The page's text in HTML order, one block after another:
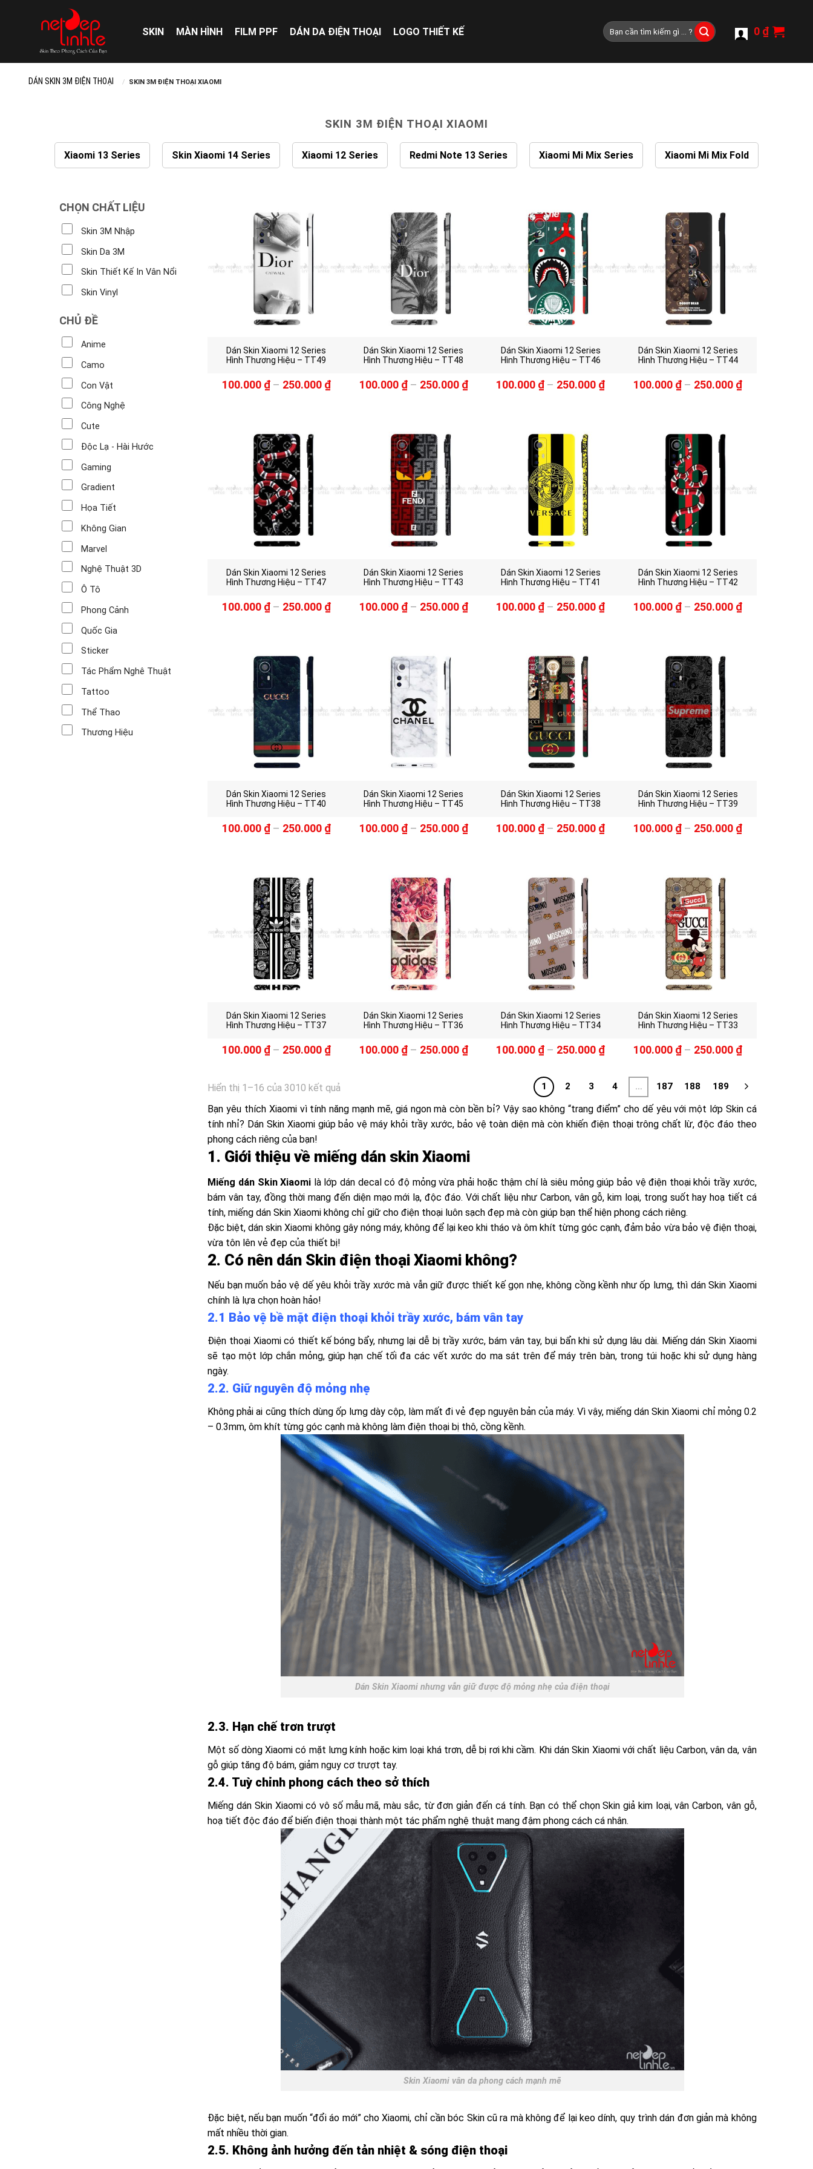
SKIN MÀN HÌNH FILM PPF DÁN DA ĐIỆN THOẠI LOGO THIẾT KẾ
Tìm
kiếm:
0 ₫
DÁN SKIN 3M ĐIỆN THOẠI / SKIN 3M ĐIỆN THOẠI XIAOMI
SKIN 3M ĐIỆN THOẠI XIAOMI
Xiaomi 13 Series Skin Xiaomi 14 Series Xiaomi 12 Series Redmi Note 13 Series Xiaomi Mi Mix Series Xiaomi Mi Mix Fold
CHỌN CHẤT LIỆU
Skin 3M Nhập
Skin Da 3M
Skin Thiết Kế In Vân Nổi
Skin Vinyl
CHỦ ĐỀ
Anime
Camo
Con Vật
Công Nghệ
Cute
Độc Lạ - Hài Hước
Gaming
Gradient
Họa Tiết
Không Gian
Marvel
Nghệ Thuật 3D
Ô Tô
Phong Cảnh
Quốc Gia
Sticker
Tác Phẩm Nghê Thuật
Tattoo
Thể Thao
Thương Hiệu
Dán Skin Xiaomi 12 Series
Hình Thương Hiệu – TT49
100.000 ₫– 250.000 ₫
Dán Skin Xiaomi 12 Series
Hình Thương Hiệu – TT48
100.000 ₫– 250.000 ₫
Dán Skin Xiaomi 12 Series
Hình Thương Hiệu – TT46
100.000 ₫ – 250.000 ₫
Dán Skin Xiaomi 12 Series
Hình Thương Hiệu – TT44
100.000 ₫ – 250.000 ₫
Dán Skin Xiaomi 12 Series
Hình Thương Hiệu – TT47
100.000 ₫– 250.000 ₫
Dán Skin Xiaomi 12 Series
Hình Thương Hiệu – TT43
100.000 ₫– 250.000 ₫
Dán Skin Xiaomi 12 Series
Hình Thương Hiệu – TT41
100.000 ₫ – 250.000 ₫
Dán Skin Xiaomi 12 Series
Hình Thương Hiệu – TT42
100.000 ₫ – 250.000 ₫
Dán Skin Xiaomi 12 Series
Hình Thương Hiệu – TT40
100.000 ₫– 250.000 ₫
Dán Skin Xiaomi 12 Series
Hình Thương Hiệu – TT45
100.000 ₫– 250.000 ₫
Dán Skin Xiaomi 12 Series
Hình Thương Hiệu – TT38
100.000 ₫ – 250.000 ₫
Dán Skin Xiaomi 12 Series
Hình Thương Hiệu – TT39
100.000 ₫ – 250.000 ₫
Dán Skin Xiaomi 12 Series
Hình Thương Hiệu – TT37
100.000 ₫– 250.000 ₫
Dán Skin Xiaomi 12 Series
Hình Thương Hiệu – TT36
100.000 ₫– 250.000 ₫
Dán Skin Xiaomi 12 Series
Hình Thương Hiệu – TT34
100.000 ₫ – 250.000 ₫
Dán Skin Xiaomi 12 Series
Hình Thương Hiệu – TT33
100.000 ₫ – 250.000 ₫
Hiển thị 1–16 của 3010 kết quả 1 2 3 4 … 187 188 189
Bạn yêu thích Xiaomi vì tính năng mạnh mẽ, giá ngon mà còn bền bỉ? Vậy sao không “trang điểm” cho dế yêu với một lớp Skin cá
tính nhỉ? Dán Skin Xiaomi giúp bảo vệ máy khỏi trầy xước, bảo vệ toàn diện mà còn khiến điện thoại trông chất lừ, độc đáo theo
phong cách riêng của bạn!
1. Giới thiệu về miếng dán skin Xiaomi
Miếng dán Skin Xiaomi là lớp dán decal có độ mỏng vừa phải hoặc thậm chí là siêu mỏng giúp bảo vệ điện thoại khỏi trầy xước,
bám vân tay, đồng thời mang đến diện mạo mới lạ, độc đáo. Với chất liệu như Carbon, vân gỗ, kim loại, trong suốt hay hoạ tiết cá
tính, miếng dán Skin Xiaomi không chỉ giữ cho điện thoại luôn sạch đẹp mà còn giúp bạn thể hiện phong cách riêng.
Đặc biệt, dán skin Xiaomi không gây nóng máy, không để lại keo khi tháo và ôm khít từng góc cạnh, đảm bảo vừa bảo vệ điện thoại,
vừa tôn lên vẻ đẹp của thiết bị!
2. Có nên dán Skin điện thoại Xiaomi không?
Nếu bạn muốn bảo vệ dế yêu khỏi trầy xước mà vẫn giữ được thiết kế gọn nhẹ, không cồng kềnh như ốp lưng, thì dán Skin Xiaomi
chính là lựa chọn hoàn hảo!
2.1 Bảo vệ bề mặt điện thoại khỏi trầy xước, bám vân tay
Điện thoại Xiaomi có thiết kế bóng bẩy, nhưng lại dễ bị trầy xước, bám vân tay, bụi bẩn khi sử dụng lâu dài. Miếng dán Skin Xiaomi
sẽ tạo một lớp chắn mỏng, giúp hạn chế tối đa các vết xước do ma sát trên để máy trên bàn, trong túi hoặc khi sử dụng hàng
ngày.
2.2. Giữ nguyên độ mỏng nhẹ
Không phải ai cũng thích dùng ốp lưng dày cộp, làm mất đi vẻ đẹp nguyên bản của máy. Vì vậy, miếng dán Skin Xiaomi chỉ mỏng 0.2
– 0.3mm, ôm khít từng góc cạnh mà không làm điện thoại bị thô, cồng kềnh.
Dán Skin Xiaomi nhưng vẫn giữ được độ mỏng nhẹ của điện thoại
2.3. Hạn chế trơn trượt
Một số dòng Xiaomi có mặt lưng kính hoặc kim loại khá trơn, dễ bị rơi khi cầm. Khi dán Skin Xiaomi với chất liệu Carbon, vân da, vân
gỗ giúp tăng độ bám, giảm nguy cơ trượt tay.
2.4. Tuỳ chỉnh phong cách theo sở thích
Miếng dán Skin Xiaomi có vô số mẫu mã, màu sắc, từ đơn giản đến cá tính. Bạn có thể chọn Skin giả kim loại, vân Carbon, vân gỗ,
hoạ tiết độc đáo để biến điện thoại thành một tác phẩm nghệ thuật mang đậm phong cách cá nhân.
Skin Xiaomi vân da phong cách mạnh mẽ
Đặc biệt, nếu bạn muốn “đổi áo mới” cho Xiaomi, chỉ cần bóc Skin cũ ra mà không để lại keo dính, quy trình dán đơn giản mà không
mất nhiều thời gian.
2.5. Không ảnh hưởng đến tản nhiệt & sóng điện thoại